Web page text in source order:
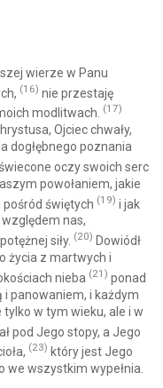
wierze w Panu
(16) nie przestaję
modlitwach. (17)
Ojciec chwały,
dogłębnego poznania
oczy swoich serc
powołaniem, jakie
świętych (19) i jak
nas,
siły. (20) Dowiódł
życia z martwych i
nieba (21) ponad
panowaniem, i każdym
w tym wieku, ale i w
pod Jego stopy, a Jego
(23) który jest Jego
we wszystkim wypełnia.